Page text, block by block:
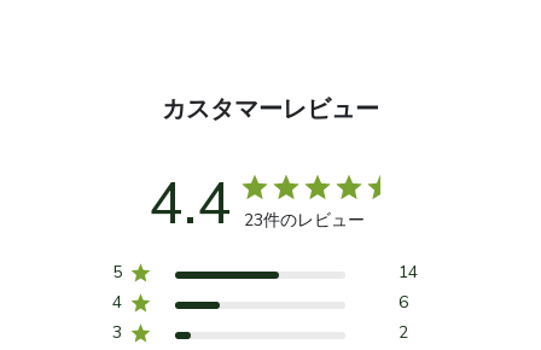
カスタマーレビュー
4.4 23件のレビュー
5
14
4
6
3
2